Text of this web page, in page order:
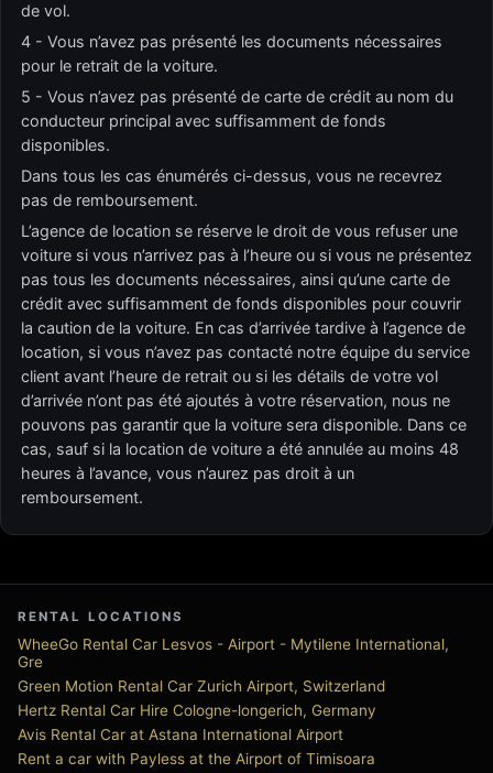
de vol.
4 - Vous n’avez pas présenté les documents nécessaires
pour le retrait de la voiture.
5 - Vous n’avez pas présenté de carte de crédit au nom du
conducteur principal avec suffisamment de fonds
disponibles.
Dans tous les cas énumérés ci-dessus, vous ne recevrez
pas de remboursement.
L’agence de location se réserve le droit de vous refuser une
voiture si vous n’arrivez pas à l’heure ou si vous ne présentez
pas tous les documents nécessaires, ainsi qu’une carte de
crédit avec suffisamment de fonds disponibles pour couvrir
la caution de la voiture. En cas d’arrivée tardive à l’agence de
location, si vous n’avez pas contacté notre équipe du service
client avant l’heure de retrait ou si les détails de votre vol
d’arrivée n’ont pas été ajoutés à votre réservation, nous ne
pouvons pas garantir que la voiture sera disponible. Dans ce
cas, sauf si la location de voiture a été annulée au moins 48
heures à l’avance, vous n’aurez pas droit à un
remboursement.
RENTAL LOCATIONS
WheeGo Rental Car Lesvos - Airport - Mytilene International,
Gre
Green Motion Rental Car Zurich Airport, Switzerland
Hertz Rental Car Hire Cologne-longerich, Germany
Avis Rental Car at Astana International Airport
Rent a car with Payless at the Airport of Timisoara